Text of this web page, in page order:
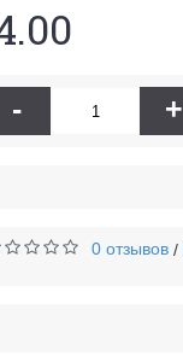
- +
0 отзывов /